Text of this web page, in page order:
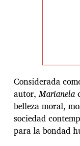
Considerada
autor,Marianela
belleza moral,
sociedad
para la bondad